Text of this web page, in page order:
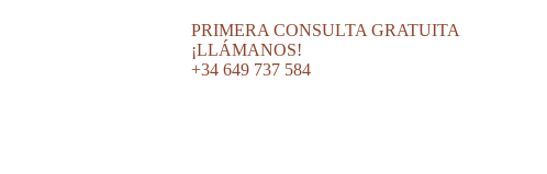
PRIMERA CONSULTA GRATUITA
¡LLÁMANOS!
+34 649 737 584